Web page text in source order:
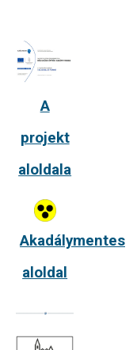
A
projekt
aloldala
Akadálymentes
aloldal